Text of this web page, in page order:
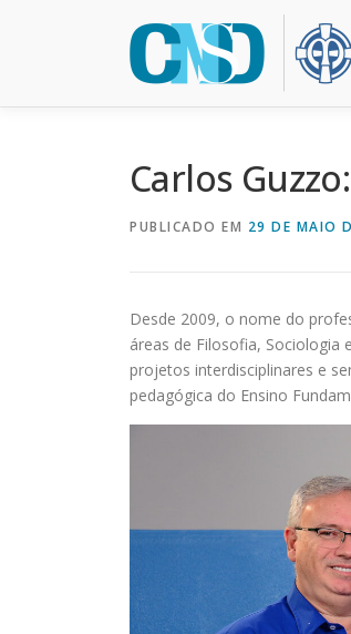
Carlos
PUBLICADO EM 29 DE MAIO
Desde 2009, o nome do
áreas de Filosofia, Sociologia
projetos interdisciplinares e
pedagógica do Ensino